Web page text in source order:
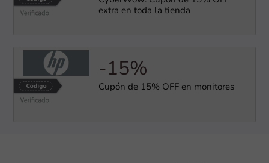
extra en toda la tienda
-15%
Cupón de 15% OFF en monitores